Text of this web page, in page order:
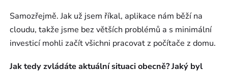
Samozřejmě. Jak už jsem říkal, aplikace nám běží na
cloudu, takže jsme bez větších problémů a s minimální
investicí mohli začít všichni pracovat z počítače z domu.
Jak tedy zvládáte aktuální situaci obecně? Jaký byl